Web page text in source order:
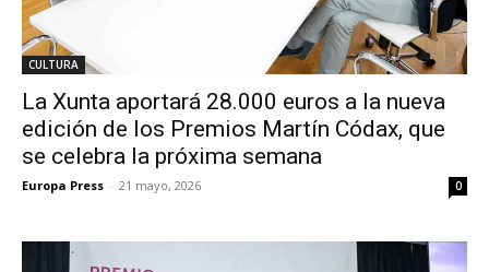
CULTURA
La Xunta aportará 28.000 euros a la nueva
edición de los Premios Martín Códax, que
se celebra la próxima semana
Europa Press - 21 mayo, 2026 0